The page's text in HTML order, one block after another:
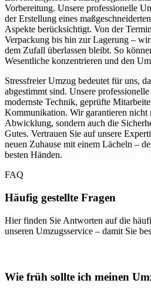
Vorbereitung. Unsere professionelle
der Erstellung eines
Aspekte berücksichtigt. Von der
Verpackung bis hin zur Lagerung –
dem Zufall überlassen bleibt. So
Wesentliche konzentrieren und den
Stressfreier Umzug bedeutet für uns,
abgestimmt sind. Unsere
modernste Technik, geprüfte
Kommunikation. Wir garantieren nicht
Abwicklung, sondern auch die
Gutes. Vertrauen Sie auf unsere
neuen Zuhause mit einem Lächeln –
besten Händen.
FAQ
Häufig gestellte Fragen
Hier finden Sie Antworten auf die
unseren Umzugsservice – damit Sie
Wie früh sollte ich meinen